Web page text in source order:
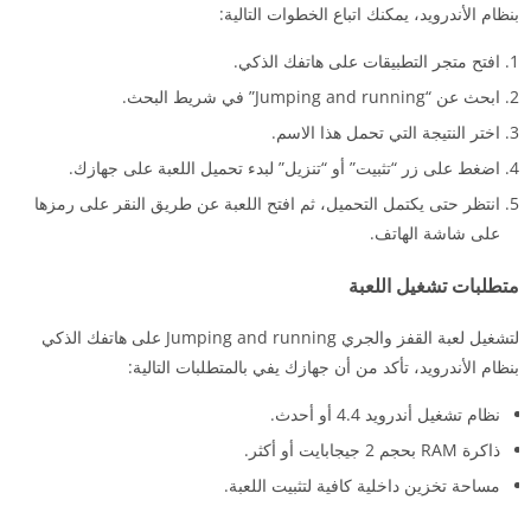
بنظام الأندرويد، يمكنك اتباع الخطوات التالية:
افتح متجر التطبيقات على هاتفك الذكي.
ابحث عن “Jumping and running” في شريط البحث.
اختر النتيجة التي تحمل هذا الاسم.
اضغط على زر “تثبيت” أو “تنزيل” لبدء تحميل اللعبة على جهازك.
انتظر حتى يكتمل التحميل، ثم افتح اللعبة عن طريق النقر على رمزها
على شاشة الهاتف.
متطلبات تشغيل اللعبة
لتشغيل لعبة القفز والجري Jumping and running على هاتفك الذكي
بنظام الأندرويد، تأكد من أن جهازك يفي بالمتطلبات التالية:
نظام تشغيل أندرويد 4.4 أو أحدث.
ذاكرة RAM بحجم 2 جيجابايت أو أكثر.
مساحة تخزين داخلية كافية لتثبيت اللعبة.